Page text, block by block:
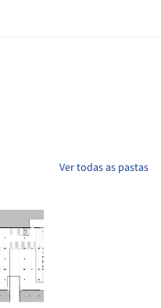
Ver todas as pastas